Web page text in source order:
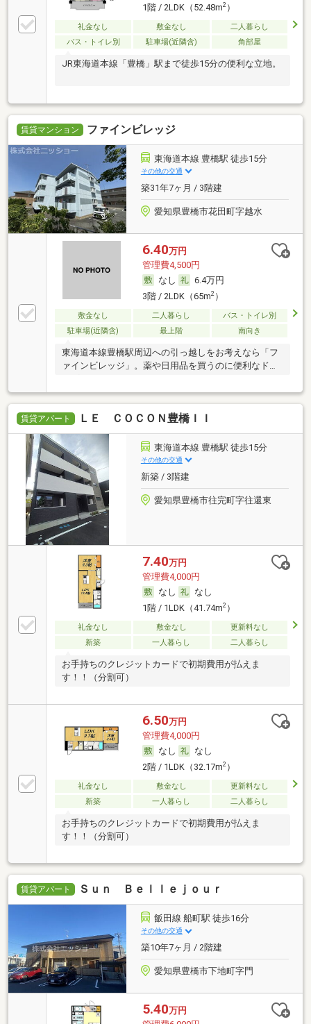
1階 / 2LDK（52.48m2）
礼金なし 敷金なし
二人暮らし
バス・トイレ別
駐車場(近隣含) 角部屋
JR東海道本線「豊橋」駅まで徒歩15分の便利な立地。
賃貸マンション ファインビレッジ
東海道本線 豊橋駅 徒歩15分
その他の交通
築31年7ヶ月 / 3階建
愛知県豊橋市花田町字越水
6.40万円
管理費4,500円
なし
6.4万円
3階 / 2LDK（65m2）
敷金なし 二人暮らし
バス・トイレ別
駐車場(近隣含)
最上階 南向き
東海道本線豊橋駅周辺への引っ越しをお考えなら「フ
ァインビレッジ」。薬や日用品を買うのに便利なドラ
賃貸アパート ＬＥ ＣＯＣＯＮ豊橋ＩＩ
東海道本線 豊橋駅 徒歩15分
その他の交通
新築 / 3階建
愛知県豊橋市往完町字往還東
7.40万円
管理費4,000円
なし
なし
1階 / 1LDK（41.74m2）
礼金なし 敷金なし
更新料なし
新築
一人暮らし 二人暮らし
お手持ちのクレジットカードで初期費用が払えま
す！！（分割可）
6.50万円
管理費4,000円
なし
なし
2階 / 1LDK（32.17m2）
礼金なし 敷金なし
更新料なし
新築
一人暮らし 二人暮らし
お手持ちのクレジットカードで初期費用が払えま
す！！（分割可）
賃貸アパート Ｓｕｎ Ｂｅｌｌｅｊｏｕｒ
飯田線 船町駅 徒歩16分
その他の交通
築10年7ヶ月 / 2階建
愛知県豊橋市下地町字門
5.40万円